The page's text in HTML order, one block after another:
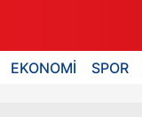
EKONOMİ SPOR